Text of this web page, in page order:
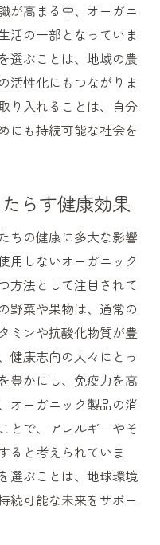
ニックの役割
らす地域の変革
ガニックの発展
にもたらす恩恵
クマーケットの役
ニックマーケット
ックの力
が示す未来の可能
来への投資
マーケットの展望
続可能なライフス
ルを実現するオー
持続可能な毎日
オーガニックの重
が高まる中、オーガニ
活の一部となっていま
選ぶことは、地域の農
活性化にもつながりま
り入れることは、自分
にも持続可能な社会を
らす健康効果
ちの健康に多大な影響
用しないオーガニック
方法として注目されて
野菜や果物は、通常の
ミンや抗酸化物質が豊
健康志向の人々にとっ
豊かにし、免疫力を高
オーガニック製品の消
とで、アレルギーやそ
ると考えられていま
選ぶことは、地球環境
続可能な未来をサポー